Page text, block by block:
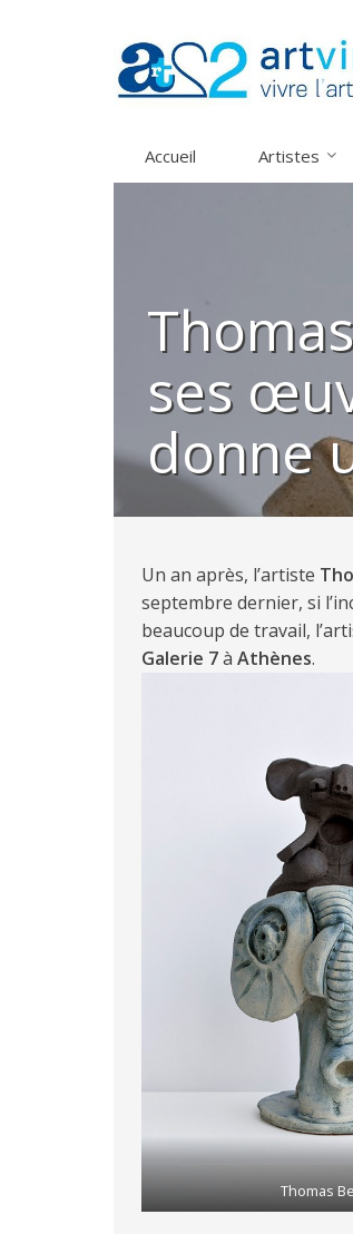
Αccueil Artistes
ses
donne
Un an après, l’artiste
septembre dernier, si
beaucoup de travail,
Galerie 7à Athènes.
Thomas